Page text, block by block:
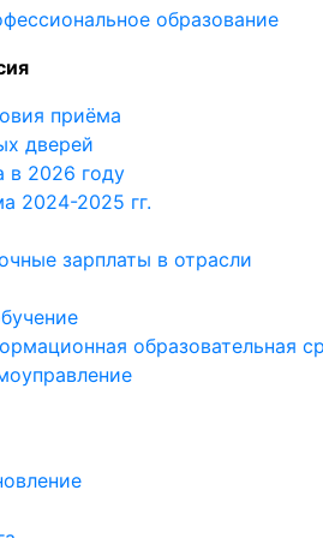
образование
приёма
дверей
в 2026 году
2024-2025 гг.
зарплаты в отрасли
образовательная